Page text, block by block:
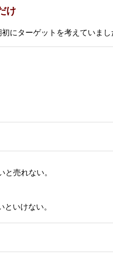
け
にターゲットを考えていまし
売れない。
いけない。